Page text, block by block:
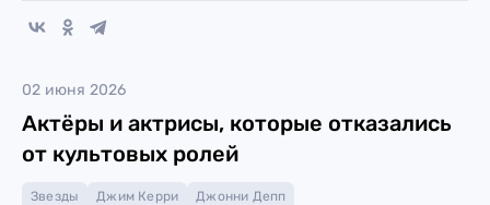
02 июня 2026
Актёры и актрисы, которые отказались
от культовых ролей
Звезды Джим Керри Джонни Депп